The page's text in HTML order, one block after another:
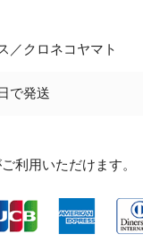
／クロネコヤマト
で発送
利用いただけます。